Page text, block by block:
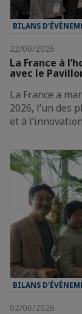
BILANS
22/06/2026
La France à
avec le
La France a
2026, l’un des
et à
BILANS
02/06/2026